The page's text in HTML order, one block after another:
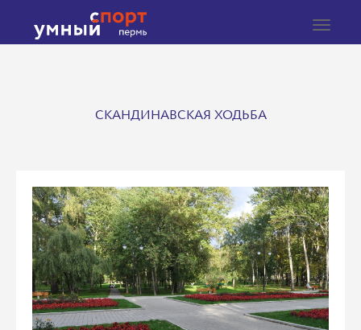
Toggle
СКАНДИНАВСКАЯ ХОДЬБА